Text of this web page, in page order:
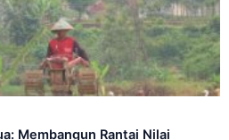
Membangun Rantai Nilai